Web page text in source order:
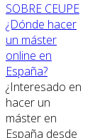
SOBRE CEUPE
¿Dónde hacer
un máster
online en
España?
¿Interesado en
hacer un
máster en
España desde